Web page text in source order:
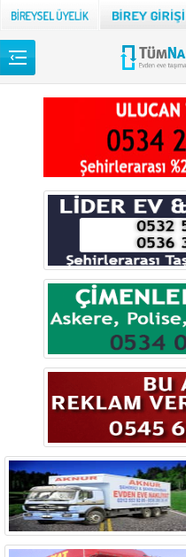
TÜM NAKLİYECİLER
Adıyaman
Ağrı
Amasya
Antalya
Ardahan Artvin
Balıkesir
Batman
Bayburt Bilecik
Bingöl Bitlis
Burdur
Bursa Çanakkale
Çankırı Çorum
Denizli Diyarbakır
Back